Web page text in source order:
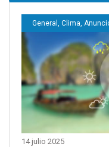
14 julio 2025
General, Clima,